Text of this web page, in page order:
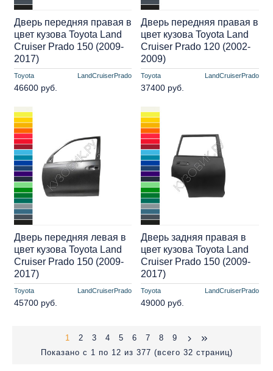
Toyota LandCruiserPrado
Дверь передняя правая в
цвет кузова Toyota Land
Cruiser Prado 150 (2009-
2017)
46600 руб.
Toyota LandCruiserPrado
Дверь передняя правая в
цвет кузова Toyota Land
Cruiser Prado 120 (2002-
2009)
37400 руб.
Toyota LandCruiserPrado
Дверь передняя левая в
цвет кузова Toyota Land
Cruiser Prado 150 (2009-
2017)
45700 руб.
Toyota LandCruiserPrado
Дверь задняя правая в
цвет кузова Toyota Land
Cruiser Prado 150 (2009-
2017)
49000 руб.
1 2 3 4 5 6 7 8
9
Показано с 1 по 12 из 377 (всего 32 страниц)